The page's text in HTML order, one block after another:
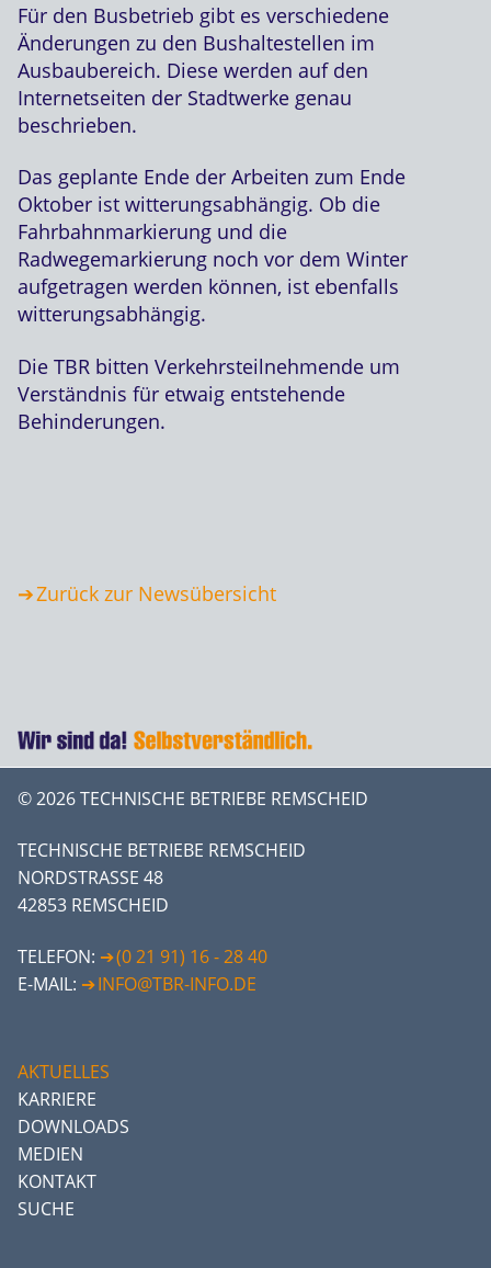
Für den Busbetrieb gibt es verschiedene
Änderungen zu den Bushaltestellen im
Ausbaubereich. Diese werden auf den
Internetseiten der Stadtwerke genau
beschrieben.
Das geplante Ende der Arbeiten zum Ende
Oktober ist witterungsabhängig. Ob die
Fahrbahnmarkierung und die
Radwegemarkierung noch vor dem Winter
aufgetragen werden können, ist ebenfalls
witterungsabhängig.
Die TBR bitten Verkehrsteilnehmende um
Verständnis für etwaig entstehende
Behinderungen.
Zurück zur Newsübersicht
© 2026 TECHNISCHE BETRIEBE REMSCHEID
TECHNISCHE BETRIEBE REMSCHEID
NORDSTRASSE 48
42853 REMSCHEID
TELEFON:
(0 21 91) 16 - 28 40
E-MAIL:
INFO@TBR-INFO.DE
AKTUELLES
KARRIERE
DOWNLOADS
MEDIEN
KONTAKT
SUCHE